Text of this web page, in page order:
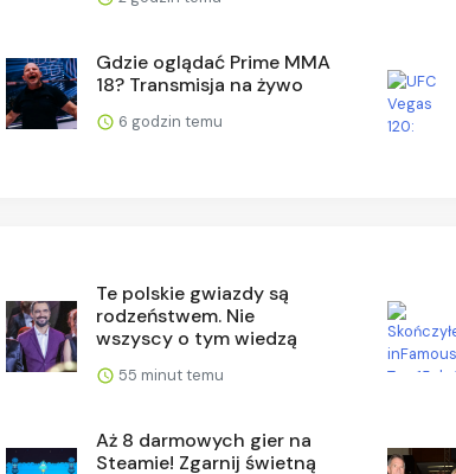
Gdzie oglądać Prime MMA
18? Transmisja na żywo
6 godzin temu
Te polskie gwiazdy są
rodzeństwem. Nie
wszyscy o tym wiedzą
55 minut temu
Aż 8 darmowych gier na
Steamie! Zgarnij świetną